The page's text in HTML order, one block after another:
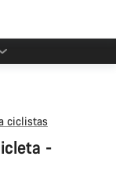
ciclistas
-